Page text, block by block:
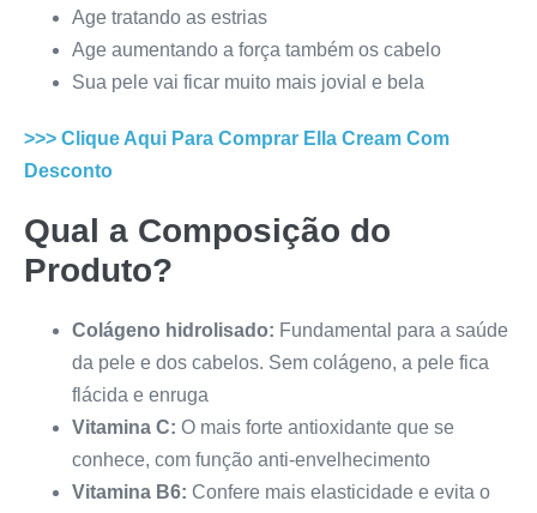
Age tratando as estrias
Age aumentando a força também os cabelo
Sua pele vai ficar muito mais jovial e bela
>>> Clique Aqui Para Comprar Ella Cream Com
Desconto
Qual a Composição do
Produto?
Colágeno hidrolisado: Fundamental para a saúde
da pele e dos cabelos. Sem colágeno, a pele fica
flácida e enruga
Vitamina C: O mais forte antioxidante que se
conhece, com função anti-envelhecimento
Vitamina B6: Confere mais elasticidade e evita o